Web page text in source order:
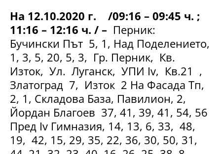
На 12.10.2020 г. /09:16 – 09:45 ч. ;
11:16 – 12:16 ч. / – Перник:
Бучински Път 5, 1, Над Поделението,
1, 3, 5, 20, 5, 3, Гр. Перник, Кв.
Изток, Ул. Луганск, УПИ Iv, Кв.21 ,
Златоград 7, Изток 2 На Фасада Тп,
2, 1, Складова База, Павилион, 2,
Йордан Благоев 37, 41, 39, 41, 54, 56
Пред Iv Гимназия, 14, 13, 6, 33, 48,
19, 42, 15, 29, 35, 22, 36, 30, 50, 31,